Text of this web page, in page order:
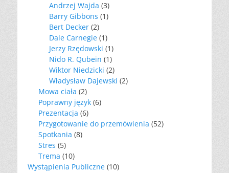
Andrzej Wajda (3)
Barry Gibbons (1)
Bert Decker (2)
Dale Carnegie (1)
Jerzy Rzędowski (1)
Nido R. Qubein (1)
Wiktor Niedzicki (2)
Władysław Dajewski (2)
Mowa ciała (2)
Poprawny język (6)
Prezentacja (6)
Przygotowanie do przemówienia (52)
Spotkania (8)
Stres (5)
Trema (10)
Wystąpienia Publiczne (10)